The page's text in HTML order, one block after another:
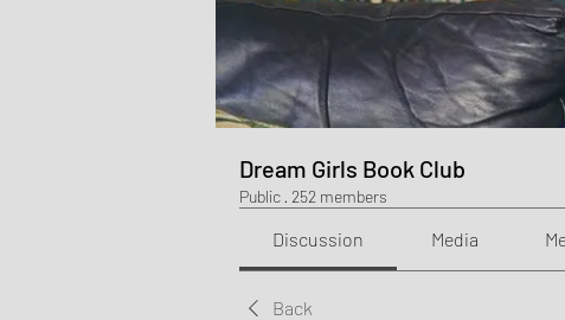
Dream Girls Book Club
Public · 252 members
Discussion Media
Back